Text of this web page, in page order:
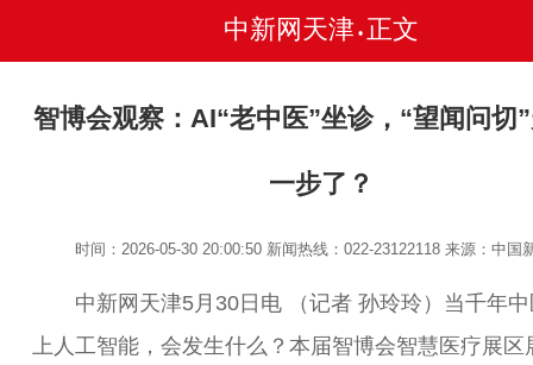
中新网天津 • 正文
智博会观察：AI“老中医”坐诊，“望闻问切
一步了？
时间：2026-05-30 20:00:50 新闻热线：022-23122118来源：中国
中新网天津5月30日电 （记者 孙玲玲）当千年中
上人工智能，会发生什么？本届智博会智慧医疗展区